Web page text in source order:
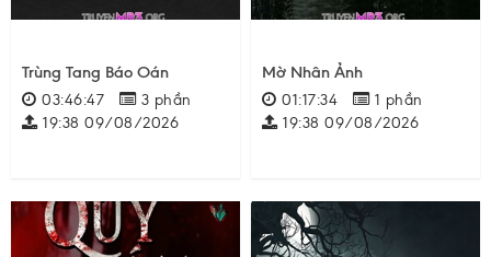
Trùng Tang Báo Oán
03:46:47
3 phần
19:38 09/08/2026
Mờ Nhân Ảnh
01:17:34
1 phần
19:38 09/08/2026